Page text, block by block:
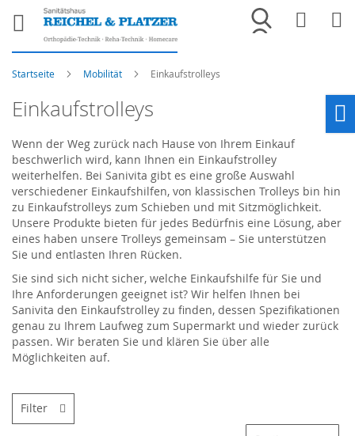
Merkliste
Startseite Mobilität Einkaufstrolleys
Einkaufstrolleys
Wenn der Weg zurück nach Hause von Ihrem Einkauf
beschwerlich wird, kann Ihnen ein Einkaufstrolley
weiterhelfen. Bei Sanivita gibt es eine große Auswahl
verschiedener Einkaufshilfen, von klassischen Trolleys bin hin
zu Einkaufstrolleys zum Schieben und mit Sitzmöglichkeit.
Unsere Produkte bieten für jedes Bedürfnis eine Lösung, aber
eines haben unsere Trolleys gemeinsam – Sie unterstützen
Sie und entlasten Ihren Rücken.
Sie sind sich nicht sicher, welche Einkaufshilfe für Sie und
Ihre Anforderungen geeignet ist? Wir helfen Ihnen bei
Sanivita den Einkaufstrolley zu finden, dessen Spezifikationen
genau zu Ihrem Laufweg zum Supermarkt und wieder zurück
passen. Wir beraten Sie und klären Sie über alle
Möglichkeiten auf.
Filter